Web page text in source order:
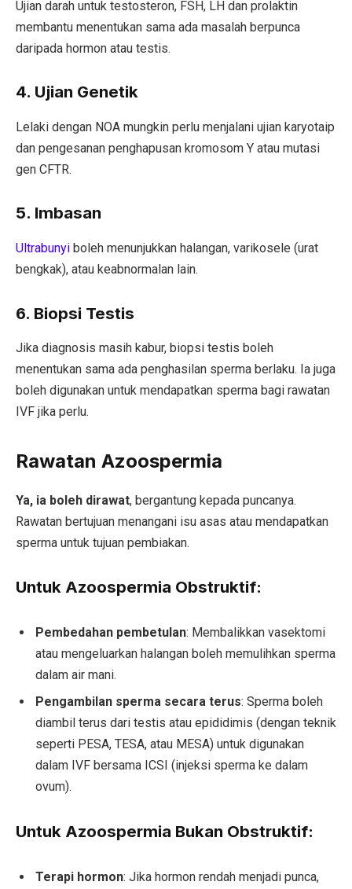
Ujian darah untuk testosteron, FSH, LH dan prolaktin
membantu menentukan sama ada masalah berpunca
daripada hormon atau testis.
4. Ujian Genetik
Lelaki dengan NOA mungkin perlu menjalani ujian karyotaip
dan pengesanan penghapusan kromosom Y atau mutasi
gen CFTR.
5. Imbasan
Ultrabunyi boleh menunjukkan halangan, varikosele (urat
bengkak), atau keabnormalan lain.
6. Biopsi Testis
Jika diagnosis masih kabur, biopsi testis boleh
menentukan sama ada penghasilan sperma berlaku. Ia juga
boleh digunakan untuk mendapatkan sperma bagi rawatan
IVF jika perlu.
Rawatan Azoospermia
Ya, ia boleh dirawat, bergantung kepada puncanya.
Rawatan bertujuan menangani isu asas atau mendapatkan
sperma untuk tujuan pembiakan.
Untuk Azoospermia Obstruktif:
Pembedahan pembetulan: Membalikkan vasektomi
atau mengeluarkan halangan boleh memulihkan sperma
dalam air mani.
Pengambilan sperma secara terus: Sperma boleh
diambil terus dari testis atau epididimis (dengan teknik
seperti PESA, TESA, atau MESA) untuk digunakan
dalam IVF bersama ICSI (injeksi sperma ke dalam
ovum).
Untuk Azoospermia Bukan Obstruktif:
Terapi hormon: Jika hormon rendah menjadi punca,